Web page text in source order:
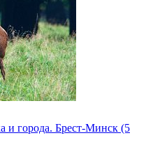
и города. Брест-Минск (5